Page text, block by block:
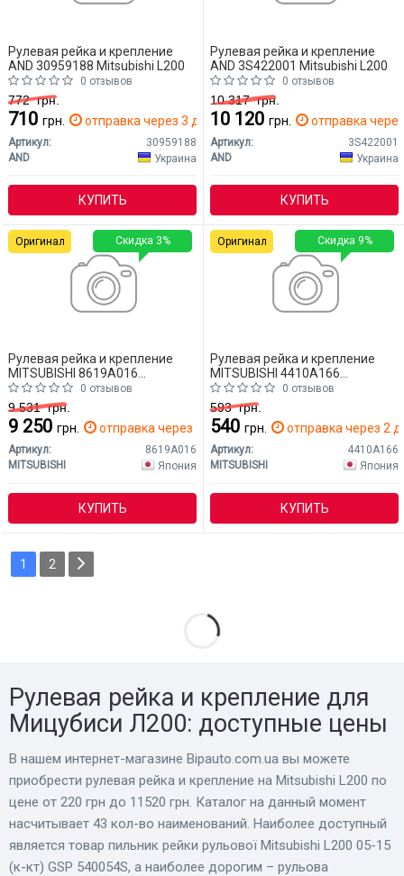
Рулевая рейка и крепление
AND 30959188 Mitsubishi L200
0 отзывов
772грн.
710 грн. отправка через 3 дн.
Артикул:
30959188
AND
Украина
КУПИТЬ
Рулевая рейка и крепление
AND 3S422001 Mitsubishi L200
0 отзывов
10 317грн.
10 120 грн. отправка
Артикул:
3S422001
AND
Украина
КУПИТЬ
Рулевая рейка и крепление
MITSUBISHI 8619A016
Mitsubishi L2000 отзывов
9 531грн.
9 250 грн. отправка через 2 дн.
Артикул:
8619A016
MITSUBISHI
Япония
КУПИТЬ
Скидка 3%
Оригинал
Рулевая рейка и крепление
MITSUBISHI 4410A166
Mitsubishi L2000 отзывов
593грн.
540 грн. отправка через 2
Артикул:
4410A166
MITSUBISHI
Япония
КУПИТЬ
Скидка 9%
Оригинал
1 2
Рулевая рейка и крепление для
Мицубиси Л200: доступные цены
В нашем интернет-магазине Bіpauto.com.ua вы можете
приобрести рулевая рейка и крепление на Mitsubishi L200 по
цене от 220 грн до 11520 грн. Каталог на данный момент
насчитывает 43 кол-во наименований. Наиболее доступный
является товар пильник рейки рульової Mitsubishi L200 05-15
(к-кт) GSP 540054S, а наиболее дорогим – рульова